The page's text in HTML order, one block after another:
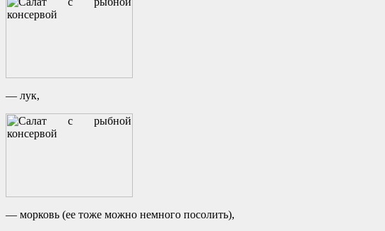
— лук,
— морковь (ее тоже можно немного посолить),